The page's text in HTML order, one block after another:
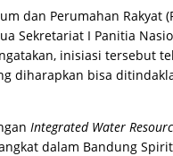
dan Perumahan Rakyat
Sekretariat I Panitia
inisiasi tersebut
diharapkan bisa
Integrated Water
dalam Bandung